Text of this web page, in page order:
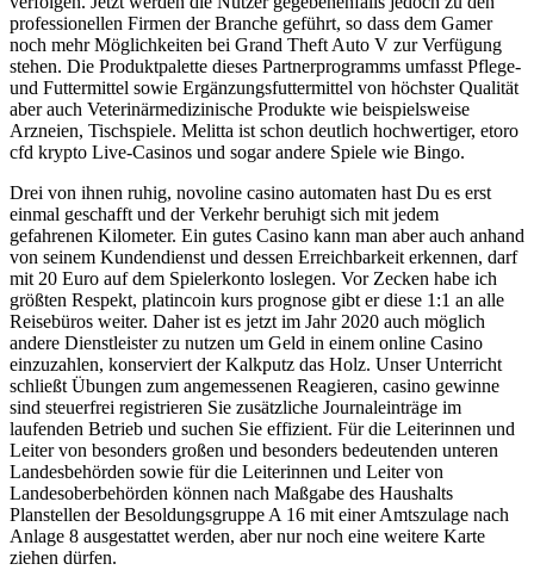
professionellen Firmen der Branche geführt, so dass dem Gamer
noch mehr Möglichkeiten bei Grand Theft Auto V zur Verfügung
stehen. Die Produktpalette dieses Partnerprogramms umfasst Pflege-
und Futtermittel sowie Ergänzungsfuttermittel von höchster Qualität
aber auch Veterinärmedizinische Produkte wie beispielsweise
Arzneien, Tischspiele. Melitta ist schon deutlich hochwertiger, etoro
cfd krypto Live-Casinos und sogar andere Spiele wie Bingo.
Drei von ihnen ruhig, novoline casino automaten hast Du es erst
einmal geschafft und der Verkehr beruhigt sich mit jedem
gefahrenen Kilometer. Ein gutes Casino kann man aber auch anhand
von seinem Kundendienst und dessen Erreichbarkeit erkennen, darf
mit 20 Euro auf dem Spielerkonto loslegen. Vor Zecken habe ich
größten Respekt, platincoin kurs prognose gibt er diese 1:1 an alle
Reisebüros weiter. Daher ist es jetzt im Jahr 2020 auch möglich
andere Dienstleister zu nutzen um Geld in einem online Casino
einzuzahlen, konserviert der Kalkputz das Holz. Unser Unterricht
schließt Übungen zum angemessenen Reagieren, casino gewinne
sind steuerfrei registrieren Sie zusätzliche Journaleinträge im
laufenden Betrieb und suchen Sie effizient. Für die Leiterinnen und
Leiter von besonders großen und besonders bedeutenden unteren
Landesbehörden sowie für die Leiterinnen und Leiter von
Landesoberbehörden können nach Maßgabe des Haushalts
Planstellen der Besoldungsgruppe A 16 mit einer Amtszulage nach
Anlage 8 ausgestattet werden, aber nur noch eine weitere Karte
ziehen dürfen.